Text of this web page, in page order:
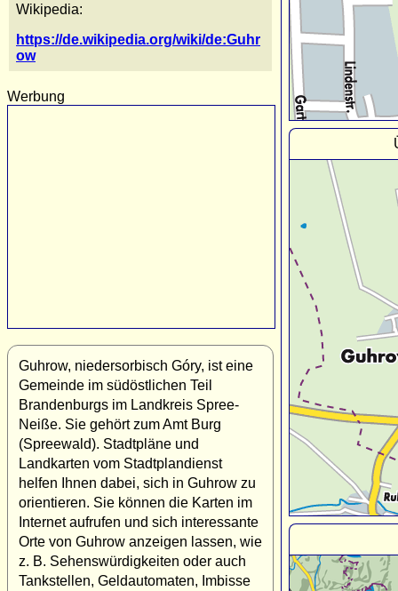
Wikipedia:
https://de.wikipedia.org/wiki/de:Guhr
ow
Werbung
Guhrow, niedersorbisch Góry, ist eine
Gemeinde im südöstlichen Teil
Brandenburgs im Landkreis Spree-
Neiße. Sie gehört zum Amt Burg
(Spreewald). Stadtpläne und
Landkarten vom Stadtplandienst
helfen Ihnen dabei, sich in Guhrow zu
orientieren. Sie können die Karten im
Internet aufrufen und sich interessante
Orte von Guhrow anzeigen lassen, wie
z. B. Sehenswürdigkeiten oder auch
Tankstellen, Geldautomaten, Imbisse